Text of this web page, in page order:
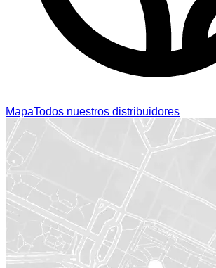
MapaTodos nuestros distribuidores